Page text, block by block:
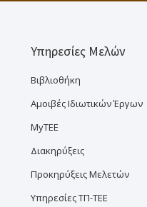
Υπηρεσίες Μελών
Βιβλιοθήκη
Αμοιβές Ιδιωτικών Έργων
MyTEE
Διακηρύξεις
Προκηρύξεις Μελετών
Υπηρεσίες ΤΠ-ΤΕΕ